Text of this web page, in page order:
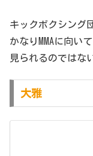
キックボクシング
かなりMMAに向い
見られるのではな
大雅